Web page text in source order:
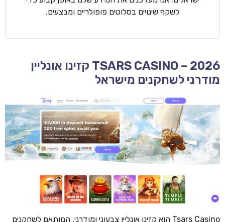
לשקף שינויים בסלוטים פופולריים ומבצעים.
TSARS CASINO – 2026 קזינו אונליין
מודרני לשחקנים מישראל
Tsars Casino הוא קזינו אונליין צבעוני ומודרני, המותאם לשחקנים